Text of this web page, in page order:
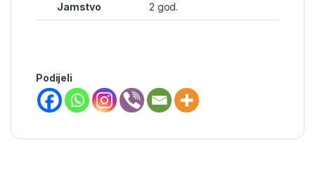
Jamstvo 2 god.
Podijeli